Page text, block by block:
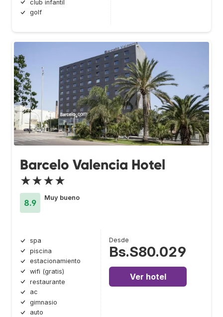
club infantil
golf
Barcelo Valencia Hotel
★★★★
8.9
Muy bueno
spa
piscina
estacionamiento
wifi (gratis)
restaurante
ac
gimnasio
auto
Desde
Bs.S80.029
Ver hotel